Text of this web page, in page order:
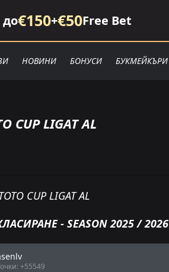
до€150+€50Free Bet
НОВИНИ БОНУСИ БУКМЕЙКЪРИ
CUP LIGAT AL
CUP LIGAT AL
- SEASON 2025 / 2026
+55549